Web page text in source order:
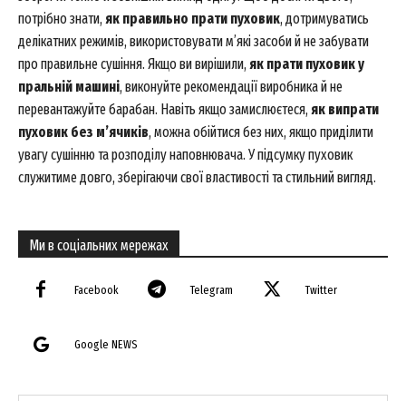
Company
About
Contact us
My account
потрібно знати, як правильно прати пуховик, дотримуватись
делікатних режимів, використовувати м’які засоби й не забувати
про правильне сушіння. Якщо ви вирішили, як прати пуховик у
пральній машині, виконуйте рекомендації виробника й не
перевантажуйте барабан. Навіть якщо замислюєтеся, як випрати
пуховик без м’ячиків, можна обійтися без них, якщо приділити
увагу сушінню та розподілу наповнювача. У підсумку пуховик
служитиме довго, зберігаючи свої властивості та стильний вигляд.
Ми в соціальних мережах
Facebook Telegram Twitter
Google NEWS